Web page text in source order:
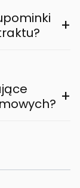
+
+